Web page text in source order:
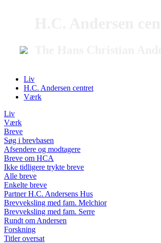
Liv
H.C. Andersen centret
Værk
Liv
Værk
Breve
Søg i brevbasen
Afsendere og modtagere
Breve om HCA
Ikke tidligere trykte breve
Alle breve
Enkelte breve
Partner H.C. Andersens Hus
Brevveksling med fam. Melchior
Brevveksling med fam. Serre
Rundt om Andersen
Forskning
Titler oversat